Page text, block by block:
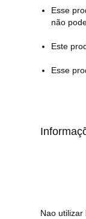
Esse
não
Este
Esse
Nao